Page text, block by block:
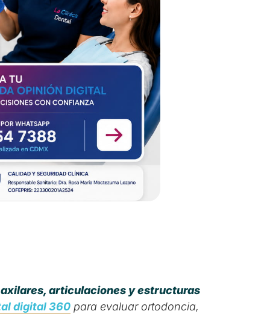
articulaciones y estructuras
digital 360 para evaluar ortodoncia,